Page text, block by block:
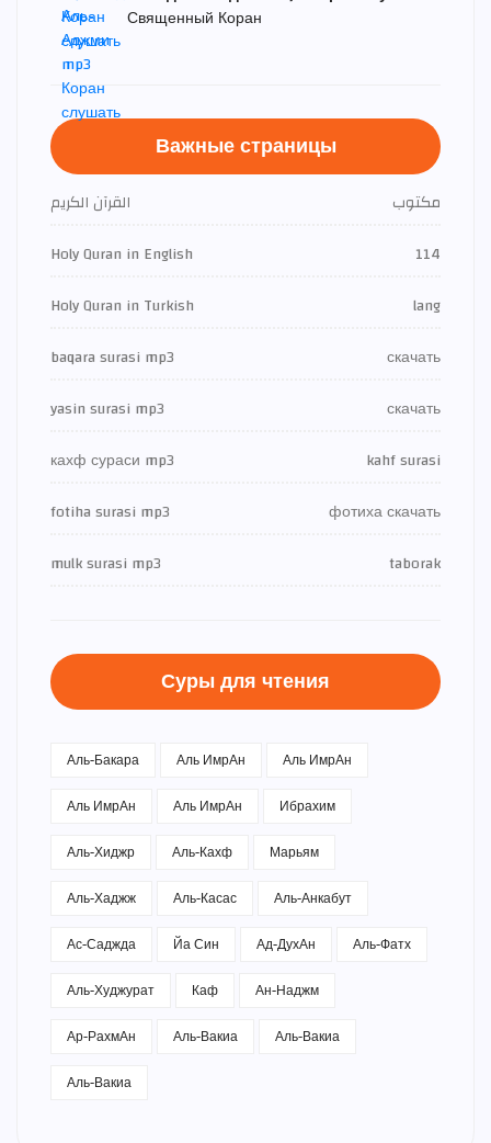
Священный Коран
Важные страницы
القرآن الكريم
مكتوب
Holy Quran in English
114
Holy Quran in Turkish
lang
baqara surasi mp3
скачать
yasin surasi mp3
скачать
кахф сураси mp3
kahf surasi
fotiha surasi mp3
фотиха скачать
mulk surasi mp3
taborak
Суры для чтения
Аль-Бакара Аль ИмрАн
Аль ИмрАн
Аль ИмрАн
Аль ИмрАн
Ибрахим
Аль-Хиджр
Аль-Кахф
Марьям
Аль-Хаджж
Аль-Касас
Аль-Анкабут
Ас-Саджда
Йа Син Ад-ДухАн
Аль-Фатх
Аль-Худжурат
Каф
Ан-Наджм
Ар-РахмАн
Аль-Вакиа
Аль-Вакиа
Аль-Вакиа